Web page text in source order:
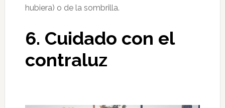
hubiera) o de la sombrilla.
6. Cuidado con el
contraluz